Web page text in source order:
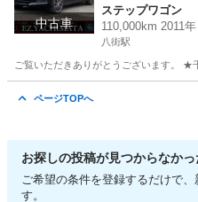
中古車
ステップワゴン
110,000km 2011年
八街駅
ご覧いただきありがとうございます。
ページTOPへ
お探しの投稿が見つからなか
ご希望の条件を登録するだけで
す。